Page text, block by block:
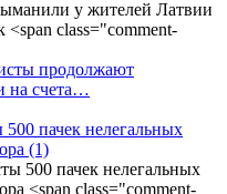
продолжают
на счета…
пачек нелегальных
(1)